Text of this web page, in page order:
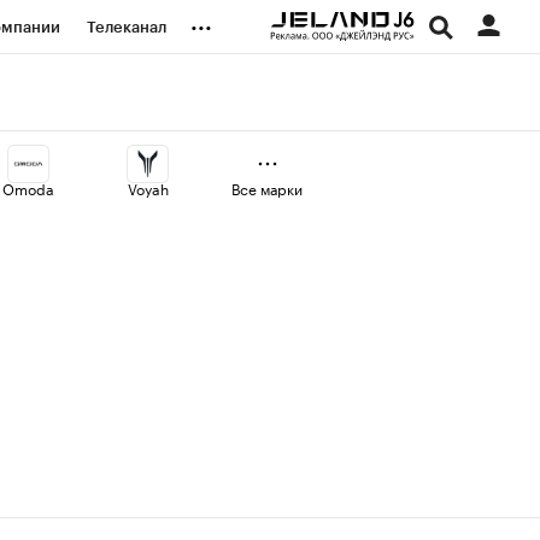
Телеканал ...
Omoda Voyah Все марки